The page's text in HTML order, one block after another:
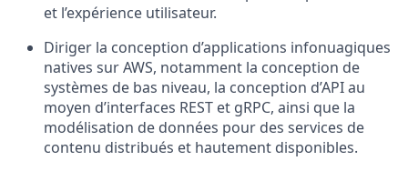
et l’expérience utilisateur.
Diriger la conception d’applications infonuagiques
natives sur AWS, notamment la conception de
systèmes de bas niveau, la conception d’API au
moyen d’interfaces REST et gRPC, ainsi que la
modélisation de données pour des services de
contenu distribués et hautement disponibles.